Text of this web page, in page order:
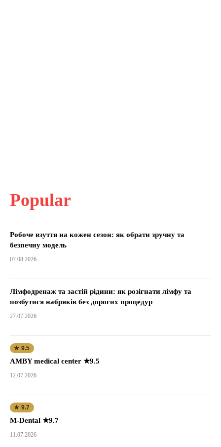
Popular
Робоче взуття на кожен сезон: як обрати зручну та
безпечну модель
07.08.2026
Лімфодренаж та застій рідини: як розігнати лімфу та
позбутися набряків без дорогих процедур
27.07.2026
★ 9.5
AMBY medical center ★9.5
12.07.2026
★ 9.7
M-Dental ★9.7
11.07.2026